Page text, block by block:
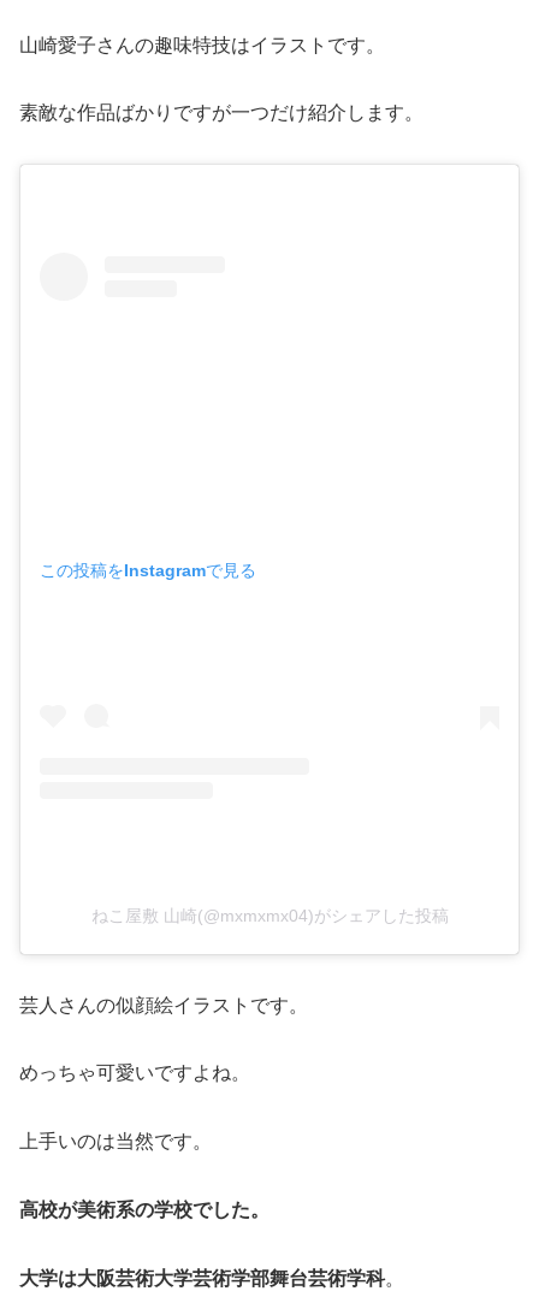
山崎愛子さんの趣味特技はイラストです。
素敵な作品ばかりですが一つだけ紹介します。
この投稿をInstagramで見る
ねこ屋敷 山崎(@mxmxmx04)がシェアした投稿
芸人さんの似顔絵イラストです。
めっちゃ可愛いですよね。
上手いのは当然です。
高校が美術系の学校でした。
大学は大阪芸術大学芸術学部舞台芸術学科。